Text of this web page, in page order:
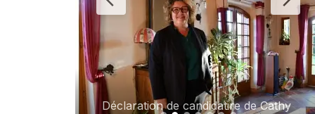
Auterive: Remise des clés du lycée avec la